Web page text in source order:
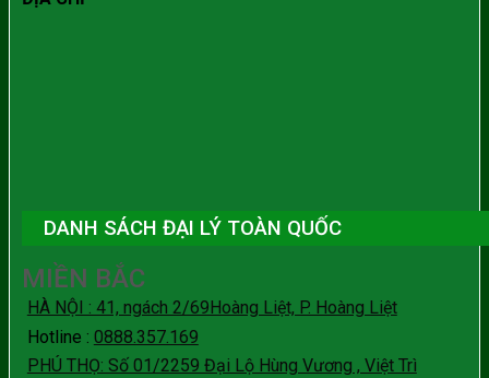
DANH SÁCH ĐẠI LÝ TOÀN QUỐC
MIỀN BẮC
HÀ NỘI : 41, ngách 2/69Hoàng Liệt, P. Hoàng Liệt
Hotline : 0888.357.169
PHÚ THỌ: Số 01/2259 Đại Lộ Hùng Vương , Việt Trì